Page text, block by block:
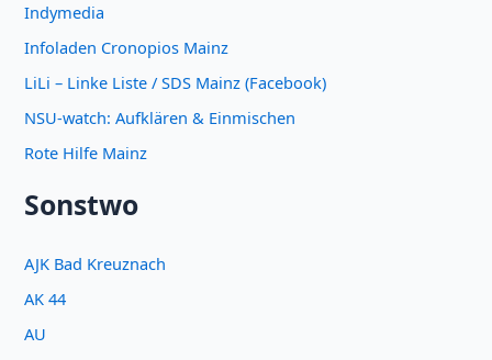
Indymedia
Infoladen Cronopios Mainz
LiLi – Linke Liste / SDS Mainz (Facebook)
NSU-watch: Aufklären & Einmischen
Rote Hilfe Mainz
Sonstwo
AJK Bad Kreuznach
AK 44
AU